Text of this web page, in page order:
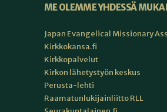
ME OLEMME YHDESSÄ
Japan Evangelical Missionary
Kirkkokansa.fi
Kirkkopalvelut
Kirkon lähetystyön keskus
Perusta-lehti
Raamatunlukijainliitto RLL